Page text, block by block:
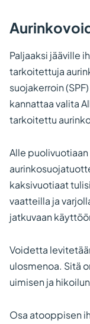
Paljaaksi jääville
tarkoitettuja
suojakerroin
kannattaa valita
tarkoitettu
Alle
kaksivuotiaat
vaatteilla ja
jatkuvaan
Voidetta
ulosmenoa. Sitä
uimisen ja
Osa atooppisen